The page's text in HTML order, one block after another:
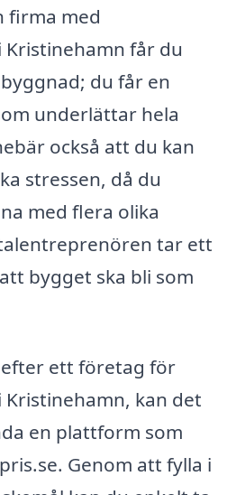
firma med
får du
du får en
underlättar hela
också att du kan
stressen, då du
med flera olika
tar ett
bygget ska bli som
ett företag för
kan det
en plattform som
Genom att fylla i